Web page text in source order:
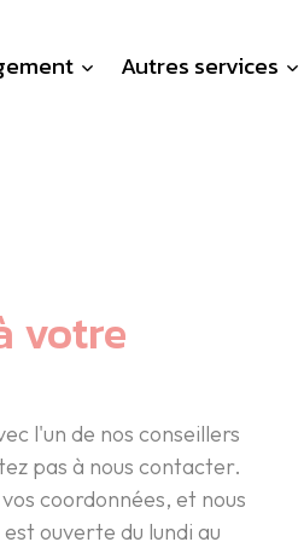
Autres services
votre
l'un de nos conseillers
pas à nous contacter.
coordonnées, et nous
ouverte du lundi au